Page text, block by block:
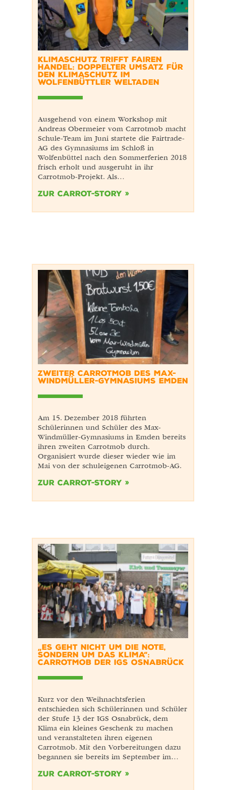
KLIMASCHUTZ TRIFFT FAIREN
HANDEL: DOPPELTER UMSATZ FÜR
DEN KLIMASCHUTZ IM
WOLFENBÜTTLER WELTADEN
Ausgehend von einem Workshop mit
Andreas Obermeier vom Carrotmob macht
Schule-Team im Juni startete die Fairtrade-
AG des Gymnasiums im Schloß in
Wolfenbüttel nach den Sommerferien 2018
frisch erholt und ausgeruht in ihr
Carrotmob-Projekt. Als…
Zur Carrot-Story »
ZWEITER CARROTMOB DES MAX-
WINDMÜLLER-GYMNASIUMS EMDEN
Am 15. Dezember 2018 führten
Schülerinnen und Schüler des Max-
Windmüller-Gymnasiums in Emden bereits
ihren zweiten Carrotmob durch.
Organisiert wurde dieser wieder wie im
Mai von der schuleigenen Carrotmob-AG.
Zur Carrot-Story »
„ES GEHT NICHT UM DIE NOTE,
SONDERN UM DAS KLIMA“:
CARROTMOB DER IGS OSNABRÜCK
Kurz vor den Weihnachtsferien
entschieden sich Schülerinnen und Schüler
der Stufe 13 der IGS Osnabrück, dem
Klima ein kleines Geschenk zu machen
und veranstalteten ihren eigenen
Carrotmob. Mit den Vorbereitungen dazu
begannen sie bereits im September im…
Zur Carrot-Story »